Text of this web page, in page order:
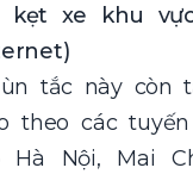
kẹt xe khu
tắc này còn
theo các
Hà Nội, Mai